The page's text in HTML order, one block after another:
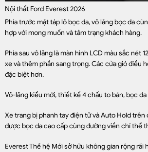
Nội thất Ford Everest 2026
Phía trước mặt táp lô bọc da, vô lăng bọc da
hợp với mong muốn và tâm trạng khách hàng.
Phía sau vô lăng là màn hình LCD màu sắc
xe và thêm phần sang trọng. Các cửa gió điều
đặc biệt hơn.
Vô-lăng kiểu mới, thiết kế 4 chấu to bản, bọc
Xe trang bị phanh tay điện tử và Auto Hold
được bọc da cao cấp cùng đường viền chỉ thể
Everest Thế hệ Mới sở hữu không gian rộng